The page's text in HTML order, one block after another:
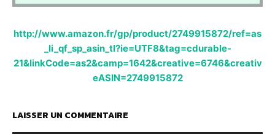
http://www.amazon.fr/gp/product/2749915872/ref=as
_li_qf_sp_asin_tl?ie=UTF8&tag=cdurable-
21&linkCode=as2&camp=1642&creative=6746&creativ
eASIN=2749915872
LAISSER UN COMMENTAIRE